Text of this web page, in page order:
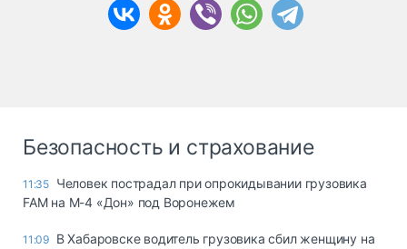
Безопасность и страхование
11:35 Человек пострадал при опрокидывании грузовика
FAM на М-4 «Дон» под Воронежем
11:09 В Хабаровске водитель грузовика сбил женщину на